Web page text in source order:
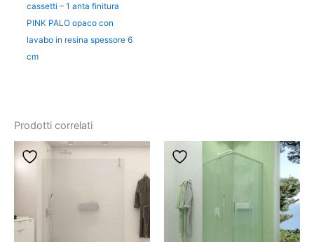
cassetti – 1 anta finitura
PINK PALO opaco con
lavabo in resina spessore 6
cm
Prodotti correlati